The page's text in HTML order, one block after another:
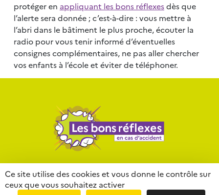
protéger en appliquant les bons réflexesdès que
l’alerte sera donnée ; c’est-à-dire : vous mettre à
l’abri dans le bâtiment le plus proche, écouter la
radio pour vous tenir informé d’éventuelles
consignes complémentaires, ne pas aller chercher
vos enfants à l’école et éviter de téléphoner.
Contact Mentions légales
Liens
Partenaires
Lexique
Ce site utilise des cookies et vous donne le contrôle sur
ceux que vous souhaitez activer